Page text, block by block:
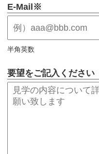
E-Mail※
半角英数
要望をご記入ください